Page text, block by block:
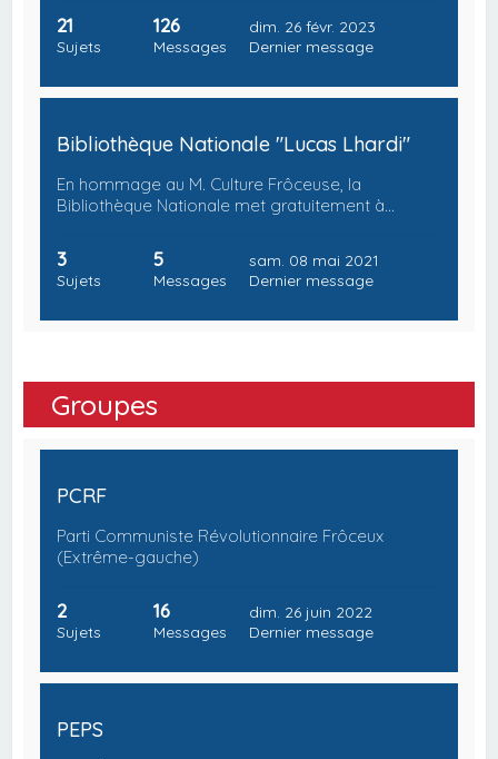
21
Sujets
126
Messages
dim. 26 févr. 2023
Dernier message
Bibliothèque Nationale "Lucas Lhardi"
En hommage au M. Culture Frôceuse, la
Bibliothèque Nationale met gratuitement à…
3
Sujets
5
Messages
sam. 08 mai 2021
Dernier message
Groupes
PCRF
Parti Communiste Révolutionnaire Frôceux
(Extrême-gauche)
2
Sujets
16
Messages
dim. 26 juin 2022
Dernier message
PEPS